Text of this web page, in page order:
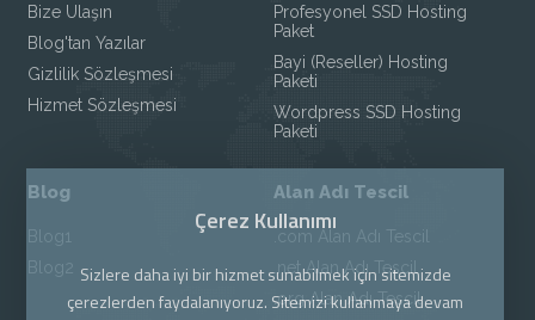
Bize Ulaşın
Blog'tan Yazılar
Gizlilik Sözleşmesi
Hizmet Sözleşmesi
Profesyonel SSD Hosting
Paket
Bayi (Reseller) Hosting
Paketi
Wordpress SSD Hosting
Paketi
Blog
Blog1
Blog2
Alan Adı Tescil
.com Alan Adı Tescil
.net Alan Adı Tescil
.org Alan Adı Tescil
Çerez Kullanımı
Sizlere daha iyi bir hizmet sunabilmek için sitemizde
çerezlerden faydalanıyoruz. Sitemizi kullanmaya devam